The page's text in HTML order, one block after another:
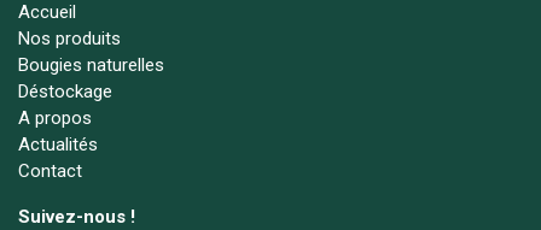
Accueil
Nos produits
Bougies naturelles
Déstockage
A propos
Actualités
Contact
Suivez-nous !